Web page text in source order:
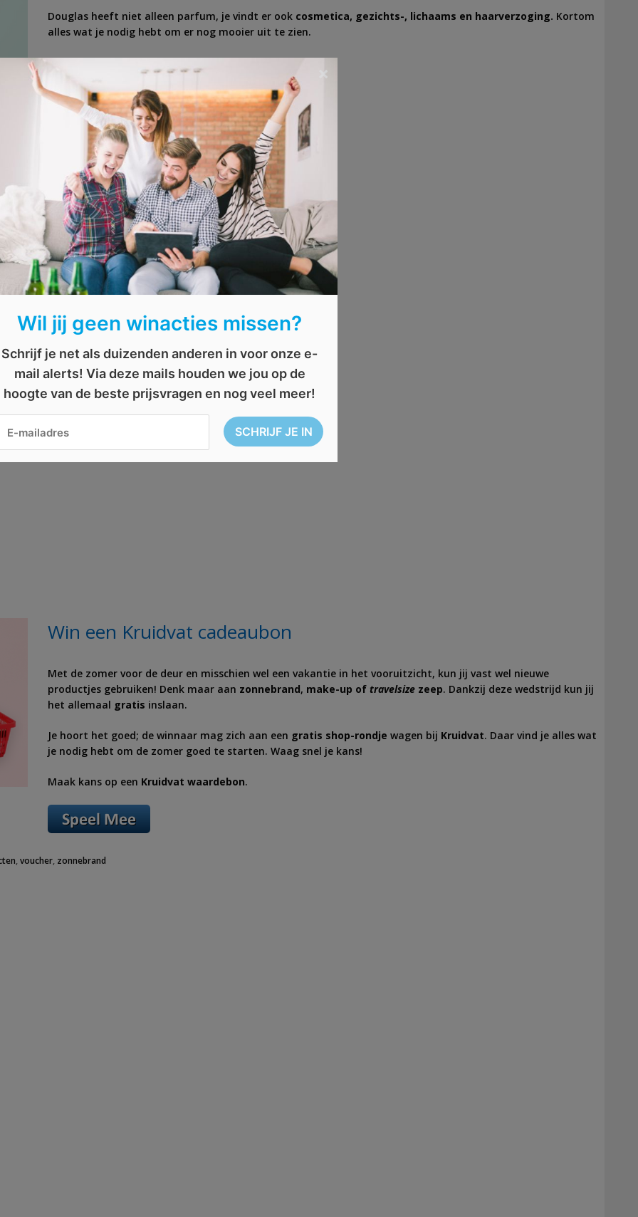
Douglas heeft niet alleen parfum, je vindt er ook cosmetica, gezichts-, lichaams en haarverzoging. Kortom
alles wat je nodig hebt om er nog mooier uit te zien.
Win een Kruidvat cadeaubon
Met de zomer voor de deur en misschien wel een vakantie in het vooruitzicht, kun jij vast wel nieuwe
productjes gebruiken! Denk maar aan zonnebrand, make-up of travelsize zeep. Dankzij deze wedstrijd kun jij
het allemaal gratis inslaan.
Je hoort het goed; de winnaar mag zich aan een gratis shop-rondje wagen bij Kruidvat. Daar vind je alles wat
je nodig hebt om de zomer goed te starten. Waag snel je kans!
Maak kans op een Kruidvat waardebon.
,voucher zonnebrand
Wil jij geen winacties missen?
Schrijf je net als duizenden anderen in voor onze e-
mail alerts! Via deze mails houden we jou op de
hoogte van de beste prijsvragen en nog veel meer!
×